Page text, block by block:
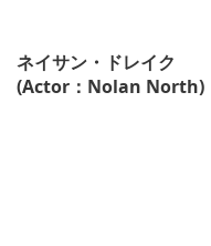
ネイサン・ドレイク
(Actor：Nolan North)